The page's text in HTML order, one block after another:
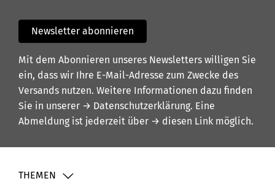
Newsletter abonnieren
Mit dem Abonnieren unseres Newsletters willigen Sie
ein, dass wir Ihre E-Mail-Adresse zum Zwecke des
Versands nutzen. Weitere Informationen dazu finden
Sie in unserer → Datenschutzerklärung. Eine
Abmeldung ist jederzeit über → diesen Link möglich.
THEMEN